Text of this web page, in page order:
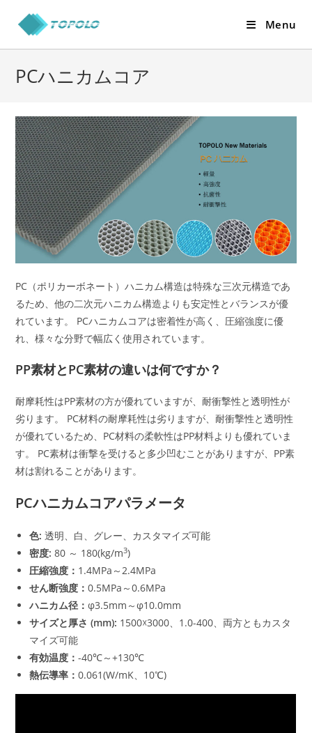
Menu
PCハニカムコア
PC（ポリカーボネート）ハニカム構造は特殊な三次元構造であ
るため、他の二次元ハニカム構造よりも安定性とバランスが優
れています。 PCハニカムコアは密着性が高く、圧縮強度に優
れ、様々な分野で幅広く使用されています。
PP素材とPC素材の違いは何ですか？
耐摩耗性はPP素材の方が優れていますが、耐衝撃性と透明性が
劣ります。 PC材料の耐摩耗性は劣りますが、耐衝撃性と透明性
が優れているため、PC材料の柔軟性はPP材料よりも優れていま
す。 PC素材は衝撃を受けると多少凹むことがありますが、PP素
材は割れることがあります。
PCハニカムコアパラメータ
色:透明、白、グレー、カスタマイズ可能
密度:80 ～ 180(kg/m3)
圧縮強度： 1.4MPa～2.4MPa
せん断強度：0.5MPa～0.6MPa
ハニカム径：φ3.5mm～φ10.0mm
サイズと厚さ (mm): 1500☓3000、1.0-400、両方ともカスタ
マイズ可能
有効温度：-40℃～+130℃
熱伝導率：0.061(W/mK、10℃)